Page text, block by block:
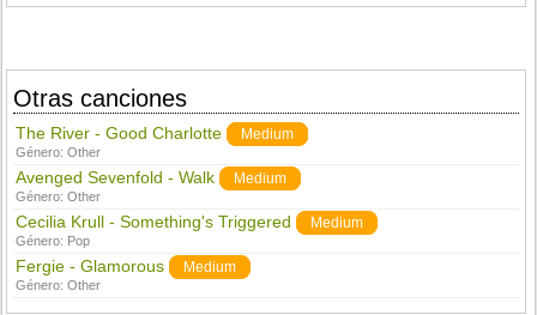
Otras canciones
The River - Good Charlotte Medium
Género:Other
Avenged Sevenfold - Walk Medium
Género:Other
Cecilia Krull - Something's Triggered Medium
Género: Pop
Fergie - Glamorous Medium
Género:Other